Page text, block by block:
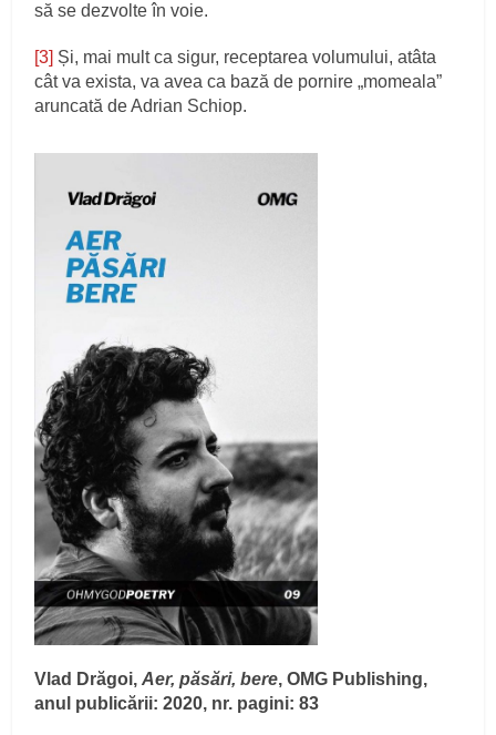
să se dezvolte în voie.
[3] Și, mai mult ca sigur, receptarea volumului, atâta
cât va exista, va avea ca bază de pornire „momeala”
aruncată de Adrian Schiop.
Vlad Drăgoi,Aer, păsări, bere, OMG Publishing,
anul publicării: 2020, nr. pagini: 83